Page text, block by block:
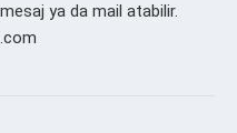
ya da mail atabilir.